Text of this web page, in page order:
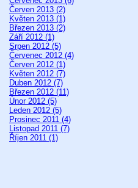
Červen 2013 (2)
Květen 2013 (1)
Březen 2013 (2)
Září 2012 (1)
Srpen 2012 (5)
Červenec 2012 (4)
Červen 2012 (1)
Květen 2012 (7)
Duben 2012 (7)
Březen 2012 (11)
Únor 2012 (5)
Leden 2012 (5)
Prosinec 2011 (4)
Listopad 2011 (7)
Říjen 2011 (1)